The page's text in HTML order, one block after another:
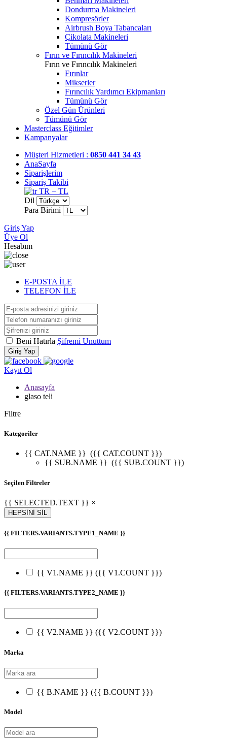
Dondurma Makineleri
Kompresörler
Airbrush Boya Tabancaları
Çikolata Makineleri
Tümünü Gör
Fırın ve Fırıncılık Makineleri
Fırın ve Fırıncılık Makineleri
Fırınlar
Mikserler
Fırıncılık Yardımcı Ekipmanları
Tümünü Gör
Özel Gün Ürünleri
Tümünü Gör
Masterclass Eğitimler
Kampanyalar
Müşteri Hizmetleri : 0850 441 34 43
AnaSayfa
Siparişlerim
Sipariş Takibi
TR − TL
Dil
Para Birimi
Giriş Yap
Üye Ol
Hesabım
E-POSTA İLE
TELEFON İLE
Beni Hatırla Şifremi Unuttum
Giriş Yap
Kayıt Ol
Anasayfa
glaso teli
Filtre
Kategoriler
{{ CAT.NAME }} ({{ CAT.COUNT }})
{{ SUB.NAME }} ({{ SUB.COUNT }})
Seçilen Filtreler
{{ SELECTED.TEXT }} ×
HEPSİNİ SİL
{{ FILTERS.VARIANTS.TYPE1_NAME }}
{{ V1.NAME }} ({{ V1.COUNT }})
{{ FILTERS.VARIANTS.TYPE2_NAME }}
{{ V2.NAME }} ({{ V2.COUNT }})
Marka
{{ B.NAME }} ({{ B.COUNT }})
Model